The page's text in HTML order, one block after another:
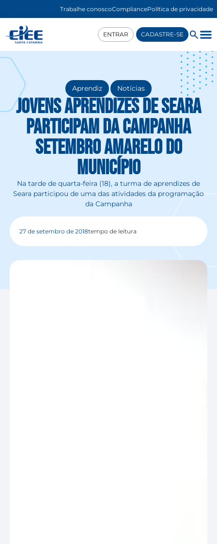
Trabalhe conoscoCompliancePolítica de privacidade
ENTRAR CADASTRE-SE
Aprendiz , Notícias
Jovens aprendizes de Seara
participam da Campanha
Setembro Amarelo do
município
Na tarde de quarta-feira (18), a turma de aprendizes de
Seara participou de uma das atividades da programação
da Campanha
27 de setembro de 2018tempo de leitura